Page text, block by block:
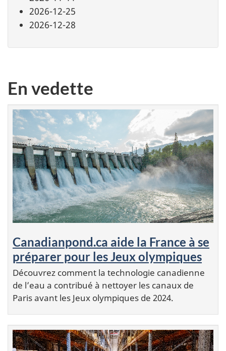
2026-12-25
2026-12-28
En vedette
Canadianpond.ca aide la France à se
préparer pour les Jeux olympiques
Découvrez comment la technologie canadienne
de l’eau a contribué à nettoyer les canaux de
Paris avant les Jeux olympiques de 2024.